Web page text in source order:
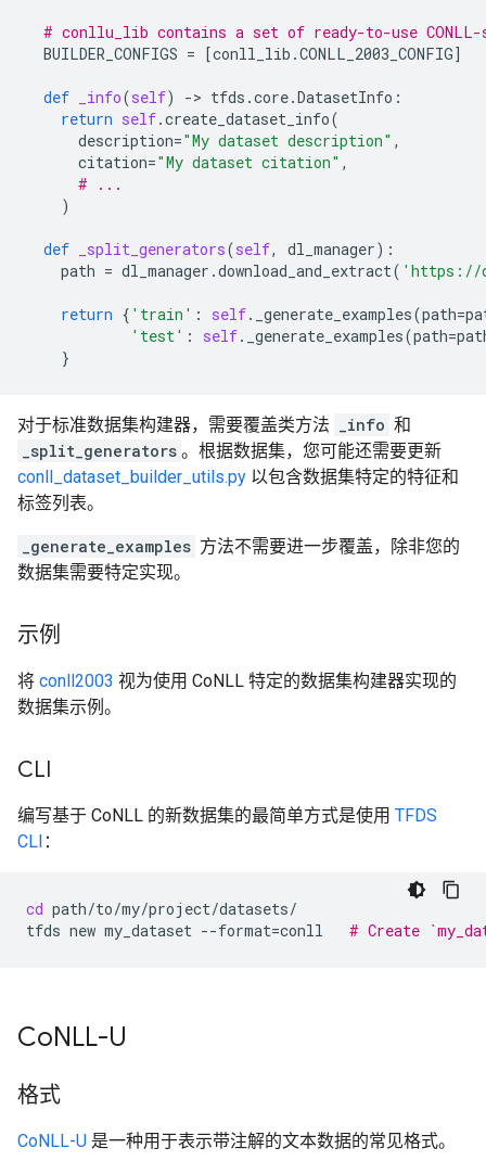
# conllu_lib contains a set of ready-to-use
BUILDER_CONFIGS = [conll_lib .CONLL_2003_CONFIG]
def _info(self) -> tfds .core.DatasetInfo :
return self.create_dataset_info(
description="My dataset description" ,
citation="My dataset citation" ,
# ...
)
def _split_generators(self, dl_manager):
path = dl_manager .download_and_extract( 'https://
return { 'train' : self. _generate_examples(path=
'test' : self. _generate_examples(path=
}
对于标准数据集构建器，需要覆盖类方法 _info 和
_split_generators 。根据数据集，您可能还需要更新
conll_dataset_builder_utils.py 以包含数据集特定的特征和
标签列表。
_generate_examples 方法不需要进一步覆盖，除非您的
数据集需要特定实现。
示例
将 conll2003 视为使用 CoNLL 特定的数据集构建器实现的
数据集示例。
CLI
编写基于 CoNLL 的新数据集的最简单方式是使用 TFDS
CLI ：
cd path/to/my/project/datasets/
tfds new my_dataset --format=conll # Create
CoNLL-U
格式
CoNLL-U 是一种用于表示带注解的文本数据的常见格式。